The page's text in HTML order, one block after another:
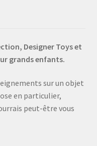
Designer Toys et
grands enfants.
sur un objet
en particulier,
peut-être vous